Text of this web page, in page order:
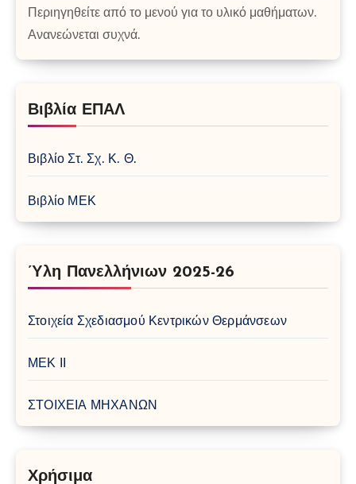
Περιηγηθείτε από το μενού για το υλικό μαθήματων.
Ανανεώνεται συχνά.
Βιβλία ΕΠΑΛ
Βιβλίο Στ. Σχ. Κ. Θ.
Βιβλίο ΜΕΚ
Ύλη Πανελλήνιων 2025-26
Στοιχεία Σχεδιασμού Κεντρικών Θερμάνσεων
ΜΕΚ ΙΙ
ΣΤΟΙΧΕΙΑ ΜΗΧΑΝΩΝ
Χρήσιμα